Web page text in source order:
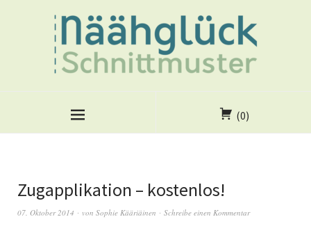
(0)
Zugapplikation – kostenlos!
07. Oktober 2014 von Sophie Kääriäinen Schreibe einen Kommentar